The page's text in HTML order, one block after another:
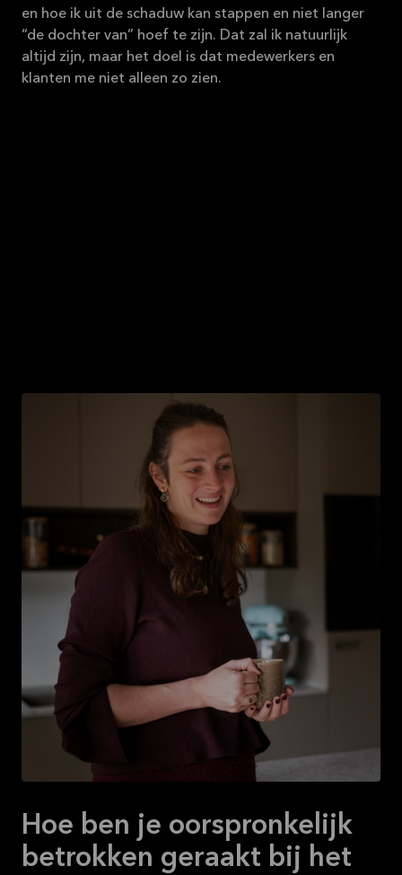
en hoe ik uit de schaduw kan stappen en niet langer
“de dochter van” hoef te zijn. Dat zal ik natuurlijk
altijd zijn, maar het doel is dat medewerkers en
klanten me niet alleen zo zien.
Hoe ben je oorspronkelijk
betrokken geraakt bij het